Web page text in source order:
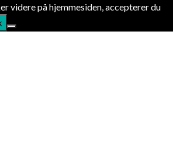
videre på hjemmesiden, accepterer du